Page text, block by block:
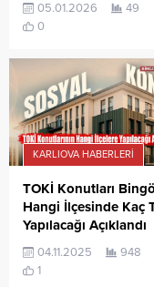
05.01.2026
49
0
KARLIOVA HABERLERI
TOKİ Konutları
Hangi İlçesinde Kaç
Yapılacağı Açıklandı
04.11.2025
948
1